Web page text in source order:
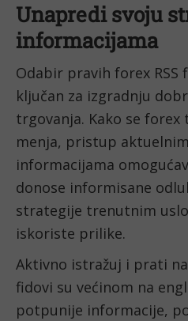
Unapredi svoju
informacijama
Odabir pravih forex RSS
ključan za izgradnju
trgovanja. Kako se
menja, pristup
informacijama
donose informisane
strategije trenutnim
iskoriste prilike.
Aktivno istražuj i prati
fidovi su većinom na
potpunije informacije,